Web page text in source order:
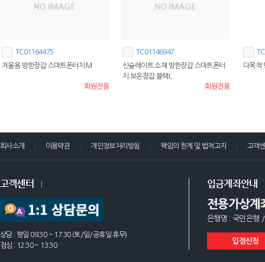
TC01164475
겨울용 방한장갑 스마트폰터치 M
회원전용
TC01146947
신슐레이트 소재 방한장갑 스마트폰터
치 보온장갑 블랙L
회원전용
다목적
회사소개 이용약관 개인정보처리방침 책임의 한계 및 법적고지 고객
고객센터
상담 : 평일 09:30 ~ 17:30 (토/일/공휴일 휴무)
점심 : 12:30 ~ 13:30
입금계좌안내
전용가상계
은행명 : 국민은행
입점신청